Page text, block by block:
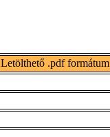
Letölthető .pdf formátum